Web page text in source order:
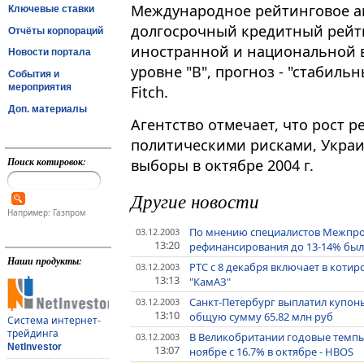
Ключевые ставки
Отчёты корпораций
Новости портала
События и
мероприятия
Доп. материалы
Поиск котировок:
Например: Газпром
Наши продукты:
Система интернет-
трейдинга
NetInvestor
Международное рейтинговое
долгосрочный кредитный
иностранной и национальной
уровне "B", прогноз -
Fitch.
Агентство отмечает, что рост
политическими рисками,
выборы в октябре 2004 г.
Другие новости
03.12.2003
13:20
По мнению специалистов
рефинансирования до 13-14%
03.12.2003
13:13
РТС с 8 декабря включает в
"КамАЗ"
03.12.2003
13:10
Санкт-Петербург выплатил
общую сумму 65.82 млн руб
03.12.2003
13:07
В Великобритании годовые
ноябре с 16.7% в октябре - HBOS